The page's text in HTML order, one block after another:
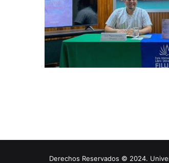
Derechos Reservados © 2024.